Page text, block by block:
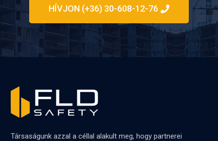
HÍVJON (+36) 30-608-12-76
Társaságunk azzal a céllal alakult meg, hogy partnerei